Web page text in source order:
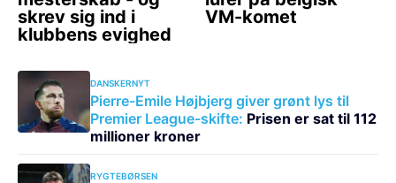
DANSKERNYT
Pierre-Emile Højbjerg giver grønt lys til
Premier League-skifte: Prisen er sat til 112
millioner kroner
RYGTEBØRSEN